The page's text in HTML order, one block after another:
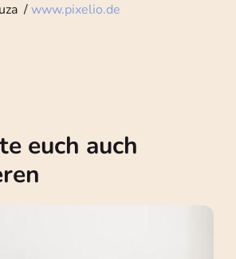
/www.pixelio.de
euch auch